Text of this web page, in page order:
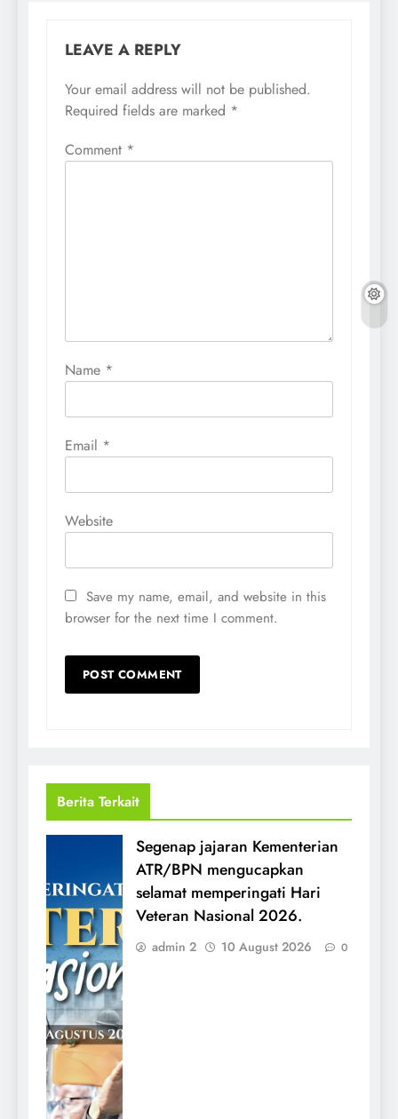
LEAVE A REPLY
Your email address will not be published.
Required fields are marked *
Comment *
Name *
Email *
Website
Save my name, email, and website in this
browser for the next time I comment.
Berita Terkait
Segenap jajaran Kementerian
ATR/BPN mengucapkan
selamat memperingati Hari
Veteran Nasional 2026.
admin 2 10 August 2026 0